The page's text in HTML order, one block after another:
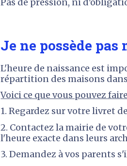
Je ne possède
L'heure de naissance est
répartition des maisons
Voici ce que vous pouvez faire
1. Regardez sur votre livret
2. Contactez la mairie de
l'heure exacte dans leurs
3. Demandez à vos parents